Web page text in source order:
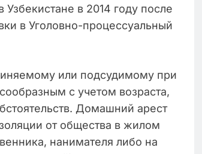
в 2014 году после
в Уголовно-процессуальный
или подсудимому при
с учетом возраста,
Домашний арест
от общества в жилом
нанимателя либо на